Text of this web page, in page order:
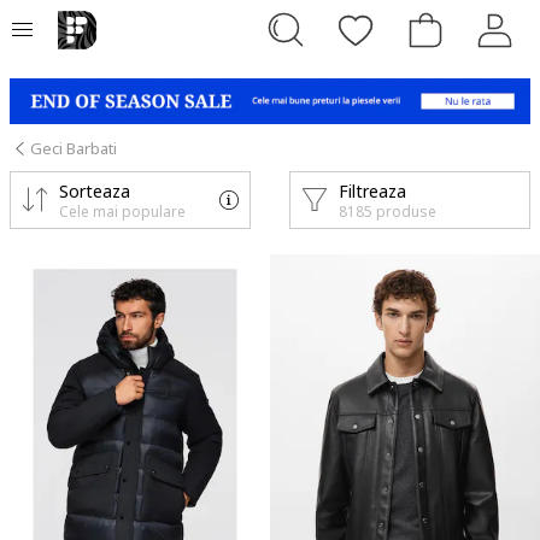
Geci Barbati
Filtreaza
8185 produse
Sorteaza
Cele mai populare